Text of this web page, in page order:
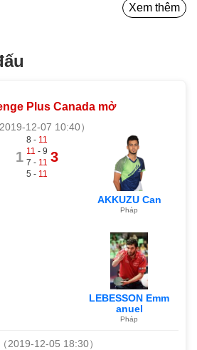
Xem thêm
Plus Canada mở
2019-12-07 10:40）
1
8 - 11
11 - 9
7 - 11
5 - 11
3
AKKUZU Can
Pháp
LEBESSON Emm
anuel
Pháp
（2019-12-05 18:30）